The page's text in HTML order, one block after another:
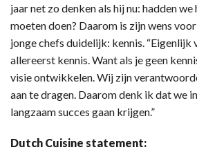
jaar net zo denken als hij nu: hadden
moeten doen? Daarom is zijn wens
jonge chefs duidelijk: kennis. “Eigenlijk
allereerst kennis. Want als je geen
visie ontwikkelen. Wij zijn
aan te dragen. Daarom denk ik dat we
langzaam succes gaan krijgen.”
Dutch Cuisine statement: